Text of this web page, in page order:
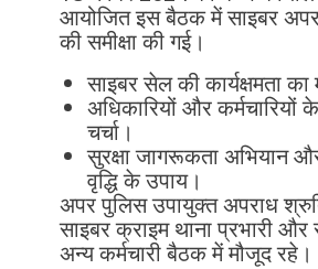
आयोजित इस बैठक में साइबर
की समीक्षा की गई।
साइबर सेल की कार्यक्षमता
अधिकारियों और कर्मचारियों
चर्चा।
सुरक्षा जागरूकता अभियान
वृद्धि के उपाय।
अपर पुलिस उपायुक्त अपराध
साइबर क्राइम थाना प्रभारी
अन्य कर्मचारी बैठक में मौजूद रहे।